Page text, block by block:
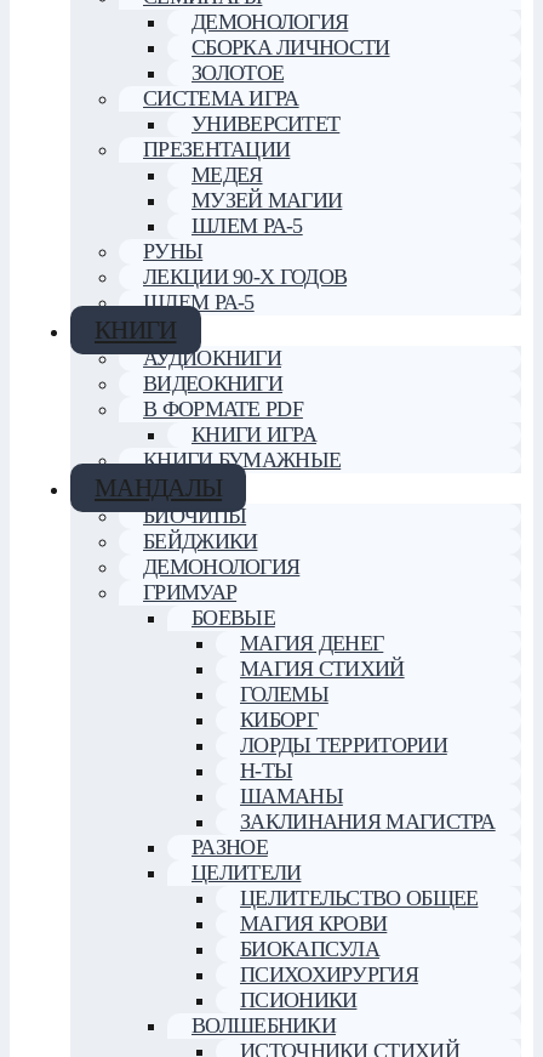
ДЕМОНОЛОГИЯ
СБОРКА ЛИЧНОСТИ
ЗОЛОТОЕ
СИСТЕМА ИГРА
УНИВЕРСИТЕТ
ПРЕЗЕНТАЦИИ
МЕДЕЯ
МУЗЕЙ МАГИИ
ШЛЕМ РА-5
РУНЫ
ЛЕКЦИИ 90-Х ГОДОВ
ШЛЕМ РА-5
КНИГИ
АУДИОКНИГИ
ВИДЕОКНИГИ
В ФОРМАТЕ PDF
КНИГИ ИГРА
КНИГИ БУМАЖНЫЕ
МАНДАЛЫ
БИОЧИПЫ
БЕЙДЖИКИ
ДЕМОНОЛОГИЯ
ГРИМУАР
БОЕВЫЕ
МАГИЯ ДЕНЕГ
МАГИЯ СТИХИЙ
ГОЛЕМЫ
КИБОРГ
ЛОРДЫ ТЕРРИТОРИИ
Н-ТЫ
ШАМАНЫ
ЗАКЛИНАНИЯ МАГИСТРА
РАЗНОЕ
ЦЕЛИТЕЛИ
ЦЕЛИТЕЛЬСТВО ОБЩЕЕ
МАГИЯ КРОВИ
БИОКАПСУЛА
ПСИХОХИРУРГИЯ
ПСИОНИКИ
ВОЛШЕБНИКИ
ИСТОЧНИКИ СТИХИЙ